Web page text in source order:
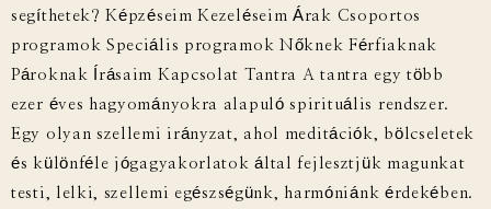
segíthetek? Képzéseim Kezeléseim Árak Csoportos
programok Speciális programok Nőknek Férfiaknak
Pároknak Írásaim Kapcsolat Tantra A tantra egy több
ezer éves hagyományokra alapuló spirituális rendszer.
Egy olyan szellemi irányzat, ahol meditációk, bölcseletek
és különféle jógagyakorlatok által fejlesztjük magunkat
testi, lelki, szellemi egészségünk, harmóniánk érdekében.